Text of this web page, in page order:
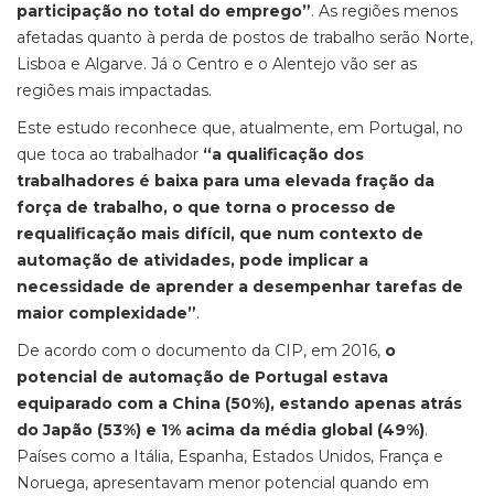
participação no total do emprego”. As regiões menos
afetadas quanto à perda de postos de trabalho serão Norte,
Lisboa e Algarve. Já o Centro e o Alentejo vão ser as
regiões mais impactadas.
Este estudo reconhece que, atualmente, em Portugal, no
que toca ao trabalhador “a qualificação dos
trabalhadores é baixa para uma elevada fração da
força de trabalho, o que torna o processo de
requalificação mais difícil, que num contexto de
automação de atividades, pode implicar a
necessidade de aprender a desempenhar tarefas de
maior complexidade”.
De acordo com o documento da CIP, em 2016, o
potencial de automação de Portugal estava
equiparado com a China (50%), estando apenas atrás
do Japão (53%) e 1% acima da média global (49%).
Países como a Itália, Espanha, Estados Unidos, França e
Noruega, apresentavam menor potencial quando em